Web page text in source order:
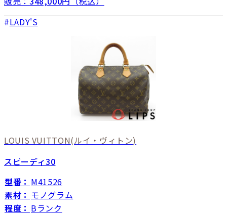
LADY'S
LOUIS VUITTON(ルイ・ヴィトン)
スピーディ30
型番： M41526
素材： モノグラム
程度： Bランク